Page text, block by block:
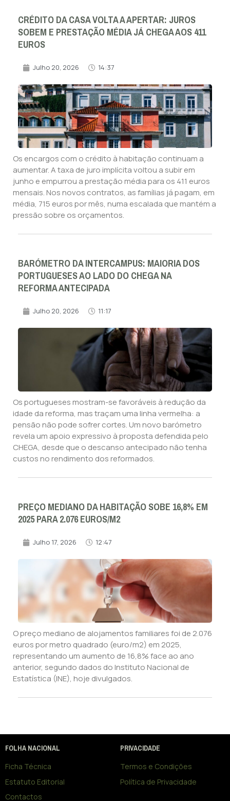
CRÉDITO DA CASA VOLTA A APERTAR: JUROS
SOBEM E PRESTAÇÃO MÉDIA JÁ CHEGA AOS 411
EUROS
Julho 20, 2026 14:37
Os encargos com o crédito à habitação continuam a
aumentar. A taxa de juro implícita voltou a subir em
junho e empurrou a prestação média para os 411 euros
mensais. Nos novos contratos, as famílias já pagam, em
média, 715 euros por mês, numa escalada que mantém a
pressão sobre os orçamentos.
BARÓMETRO DA INTERCAMPUS: MAIORIA DOS
PORTUGUESES AO LADO DO CHEGA NA
REFORMA ANTECIPADA
Julho 20, 2026 11:17
Os portugueses mostram-se favoráveis à redução da
idade da reforma, mas traçam uma linha vermelha: a
pensão não pode sofrer cortes. Um novo barómetro
revela um apoio expressivo à proposta defendida pelo
CHEGA, desde que o descanso antecipado não tenha
custos no rendimento dos reformados.
PREÇO MEDIANO DA HABITAÇÃO SOBE 16,8% EM
2025 PARA 2.076 EUROS/M2
Julho 17, 2026 12:47
O preço mediano de alojamentos familiares foi de 2.076
euros por metro quadrado (euro/m2) em 2025,
representando um aumento de 16,8% face ao ano
anterior, segundo dados do Instituto Nacional de
Estatística (INE), hoje divulgados.
FOLHA NACIONAL
Ficha Técnica
Estatuto Editorial
Contactos
PRIVACIDADE
Termos e Condições
Política de Privacidade